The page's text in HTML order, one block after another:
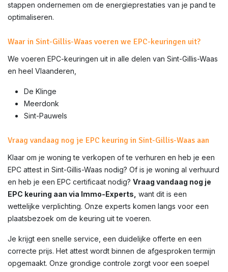
stappen ondernemen om de energieprestaties van je pand te
optimaliseren.
Waar in Sint-Gillis-Waas voeren we EPC-keuringen uit?
We voeren EPC-keuringen uit in alle delen van Sint-Gillis-Waas
en heel Vlaanderen,
De Klinge
Meerdonk
Sint-Pauwels
Vraag vandaag nog je EPC keuring in Sint-Gillis-Waas aan
Klaar om je woning te verkopen of te verhuren en heb je een
EPC attest in Sint-Gillis-Waas nodig? Of is je woning al verhuurd
en heb je een EPC certificaat nodig? Vraag vandaag nog je
EPC keuring aan via Immo-Experts, want dit is een
wettelijke verplichting. Onze experts komen langs voor een
plaatsbezoek om de keuring uit te voeren.
Je krijgt een snelle service, een duidelijke offerte en een
correcte prijs. Het attest wordt binnen de afgesproken termijn
opgemaakt. Onze grondige controle zorgt voor een soepel